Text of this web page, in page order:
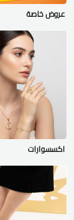
عروض خاصة
اكسسوارات